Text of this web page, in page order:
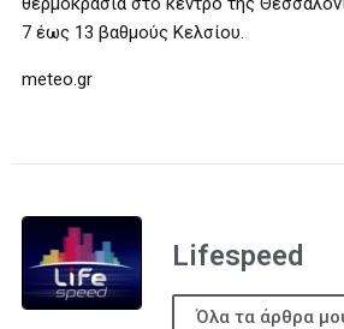
7 έως 13 βαθμούς Κελσίου.
meteo.gr
Lifespeed
Όλα τα άρθρα